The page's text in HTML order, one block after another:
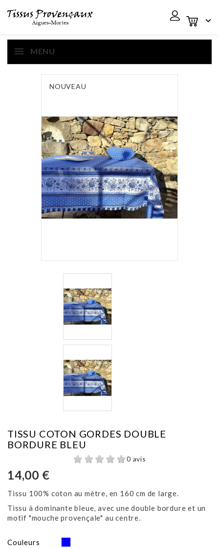

MENU
NOUVEAU
TISSU COTON GORDES DOUBLE
BORDURE BLEU
0 avis
14,00 €
Tissu 100% coton au mètre, en 160 cm de large.
Tissu à dominante bleue, avec une double bordure et un
motif "mouche provençale" au centre.
Couleurs Bleu